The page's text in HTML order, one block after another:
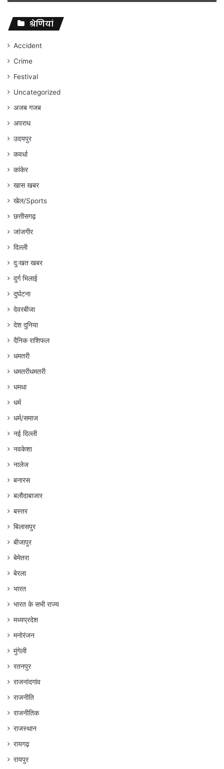
संघर्ष
जारी
रहेगा
अंकित
गौरहा
श्रेणियां
Accident
Crime
Festival
Uncategorized
अजब गजब
अपराध
उदयपुर
कवर्धा
कांकेर
खास खबर
खेल/Sports
छत्तीसगढ़
जांजगीर
दिल्ली
दुःखत खबर
दुर्ग भिलाई
दुर्घटना
देवरबीजा
देश दुनिया
दैनिक राशिफल
धमतरी
धमतरीधमतरी
धमधा
धर्म
धर्म/समाज
नई दिल्ली
नवकेशा
नालेज
बनारस
बलौदाबाजार
बस्तर
बिलासपुर
बीजापुर
बेमेतरा
बेरला
भारत
भारत के सभी राज्य
मध्यप्रदेश
मनोरंजन
मुंगेली
रतनपुर
राजनांदगांव
राजनीति
राजनीतिक
राजस्थान
रायगढ़
रायपुर